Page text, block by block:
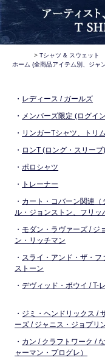
ホーム
> Tシャツ & スウェット
(全商品アイテム別、ジャ
・ レディース / ガールズ
・ メンバーズ限定 (ログイン
・ リンガーTシャツ、トリ
・ ロンT (ロング・スリーブ)
・ポロシャツ
・
トレーナー
・ カート・コバーン関連（
ル・ジョンストン、フリッ
・ モダン・ラヴァーズ / ジ
ン・リッチマン
・ スライ・アンド・ザ・フ
ストーン
・デヴィッド・ボウイ / T-
・ ジミ・ヘンドリックス /
ーズ / ジャニス・ジョプリ
・ カン / クラフトワーク /
ャーマン・プログレ）